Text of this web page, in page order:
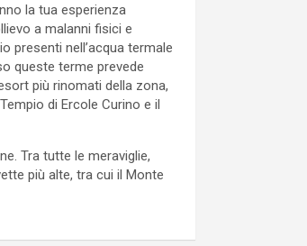
la tua esperienza
a malanni fisici e
presenti nell’acqua termale
queste terme prevede
più rinomati della zona,
di Ercole Curino e il
Tra tutte le meraviglie,
più alte, tra cui il Monte